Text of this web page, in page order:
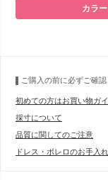
■サイズ表
カラ
ご購入の前に必ずご確
初めての方はお買い物ガ
採寸について
品質に関してのご注意
ドレス・ボレロのお手入